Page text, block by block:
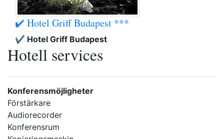
✔️ Hotel Griff Budapest ***
✔️ Hotel Griff Budapest
Hotell services
Konferensmöjligheter
Förstärkare
Audiorecorder
Konferensrum